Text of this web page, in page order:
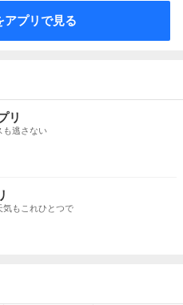
アプリで見る
リ
も逃さない
気もこれひとつで